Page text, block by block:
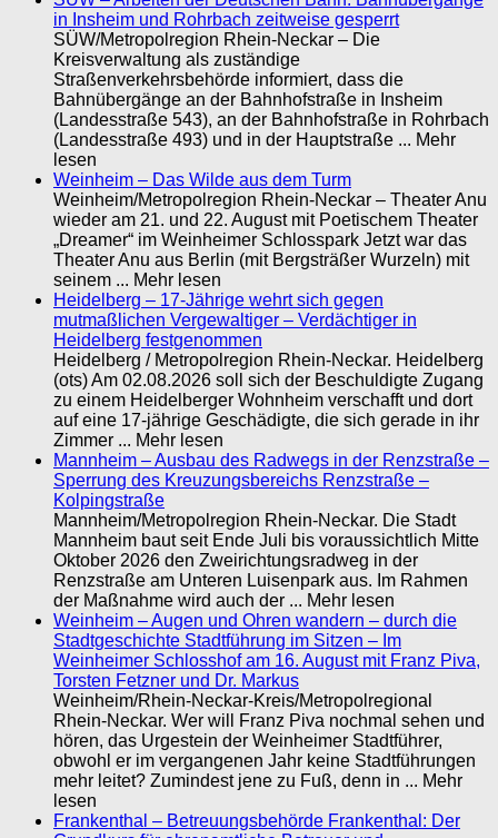
in Insheim und Rohrbach zeitweise gesperrt
SÜW/Metropolregion Rhein-Neckar – Die
Kreisverwaltung als zuständige
Straßenverkehrsbehörde informiert, dass die
Bahnübergänge an der Bahnhofstraße in Insheim
(Landesstraße 543), an der Bahnhofstraße in Rohrbach
(Landesstraße 493) und in der Hauptstraße ... Mehr
lesen
Weinheim – Das Wilde aus dem Turm
Weinheim/Metropolregion Rhein-Neckar – Theater Anu
wieder am 21. und 22. August mit Poetischem Theater
„Dreamer“ im Weinheimer Schlosspark Jetzt war das
Theater Anu aus Berlin (mit Bergsträßer Wurzeln) mit
seinem ... Mehr lesen
Heidelberg – 17-Jährige wehrt sich gegen
mutmaßlichen Vergewaltiger – Verdächtiger in
Heidelberg festgenommen
Heidelberg / Metropolregion Rhein-Neckar. Heidelberg
(ots) Am 02.08.2026 soll sich der Beschuldigte Zugang
zu einem Heidelberger Wohnheim verschafft und dort
auf eine 17-jährige Geschädigte, die sich gerade in ihr
Zimmer ... Mehr lesen
Mannheim – Ausbau des Radwegs in der Renzstraße –
Sperrung des Kreuzungsbereichs Renzstraße –
Kolpingstraße
Mannheim/Metropolregion Rhein-Neckar. Die Stadt
Mannheim baut seit Ende Juli bis voraussichtlich Mitte
Oktober 2026 den Zweirichtungsradweg in der
Renzstraße am Unteren Luisenpark aus. Im Rahmen
der Maßnahme wird auch der ... Mehr lesen
Weinheim – Augen und Ohren wandern – durch die
Stadtgeschichte Stadtführung im Sitzen – Im
Weinheimer Schlosshof am 16. August mit Franz Piva,
Torsten Fetzner und Dr. Markus
Weinheim/Rhein-Neckar-Kreis/Metropolregional
Rhein-Neckar. Wer will Franz Piva nochmal sehen und
hören, das Urgestein der Weinheimer Stadtführer,
obwohl er im vergangenen Jahr keine Stadtführungen
mehr leitet? Zumindest jene zu Fuß, denn in ... Mehr
lesen
Frankenthal – Betreuungsbehörde Frankenthal: Der